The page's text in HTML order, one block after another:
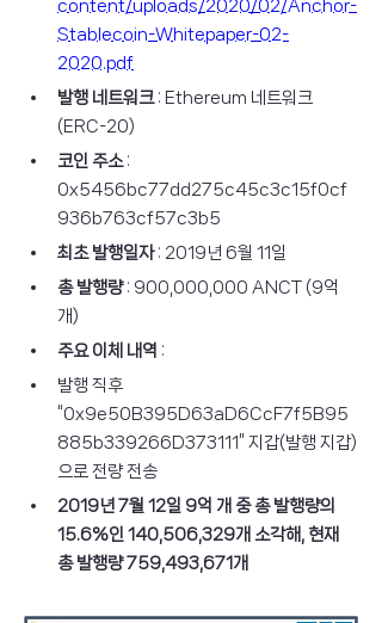
content/uploads/2020/02/Anchor-
Stablecoin-Whitepaper-02-
2020.pdf
발행 네트워크 : Ethereum 네트워크
(ERC-20)
코인 주소 :
0x5456bc77dd275c45c3c15f0cf
936b763cf57c3b5
최초 발행일자 : 2019년 6월 11일
총 발행량 : 900,000,000 ANCT (9억
개)
주요 이체 내역 :
발행 직후
“0x9e50B395D63aD6CcF7f5B95
885b339266D373111” 지갑(발행 지갑)
으로 전량 전송
2019년 7월 12일 9억 개 중 총 발행량의
15.6%인 140,506,329개 소각해, 현재
총 발행량 759,493,671개